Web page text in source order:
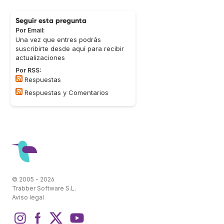
Seguir esta pregunta
Por Email:
Una vez que entres podrás
suscribirte desde aquí para recibir
actualizaciones
Por RSS:
Respuestas
Respuestas y Comentarios
© 2005 - 2026
Trabber Software S.L.
Aviso legal